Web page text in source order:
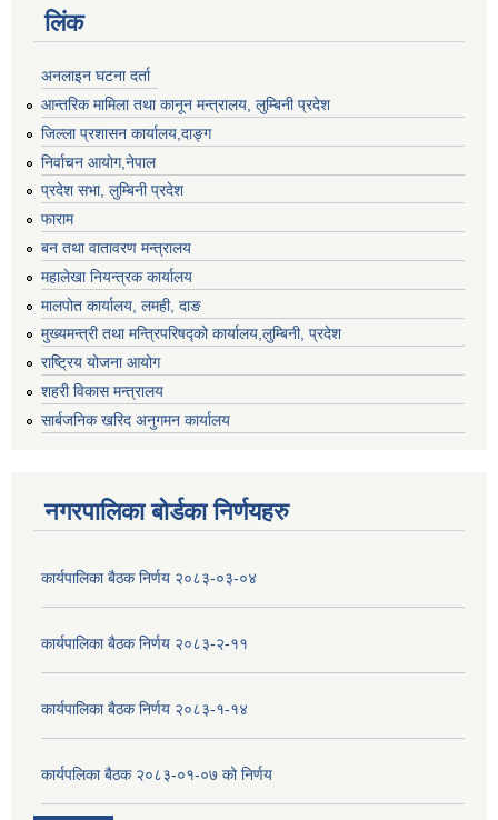
लिंक
अनलाइन घटना दर्ता
आन्तरिक मामिला तथा कानून मन्त्रालय, लुम्बिनी प्रदेश
जिल्ला प्रशासन कार्यालय,दाङ्ग
निर्वाचन आयाेग,नेपाल
प्रदेश सभा, लुम्बिनी प्रदेश
फाराम
बन तथा वातावरण मन्त्रालय
महालेखा नियन्त्रक कार्यालय
मालपोत कार्यालय, लमही, दाङ
मुख्यमन्त्री तथा मन्त्रिपरिषद्को कार्यालय,लुम्बिनी, प्रदेश
राष्ट्रिय योजना आयोग
शहरी विकास मन्त्रालय
सार्बजनिक खरिद अनुगमन कार्यालय
नगरपालिका बोर्डका निर्णयहरु
कार्यपालिका बैठक निर्णय २०८३-०३-०४
कार्यपालिका बैठक निर्णय २०८३-२-११
कार्यपालिका बैठक निर्णय २०८३-१-१४
कार्यपलिका बैठक २०८३-०१-०७ को निर्णय